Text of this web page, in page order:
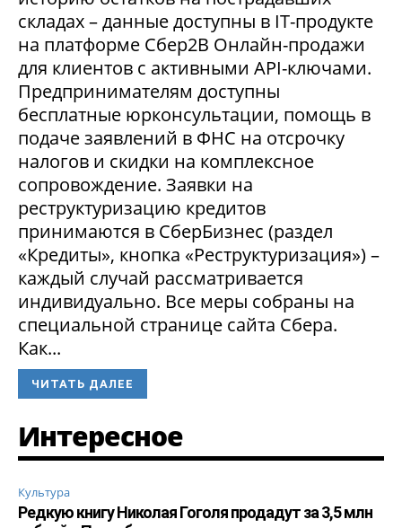
складах – данные доступны в IT-продукте
на платформе Сбер2В Онлайн-продажи
для клиентов с активными API-ключами.
Предпринимателям доступны
бесплатные юрконсультации, помощь в
подаче заявлений в ФНС на отсрочку
налогов и скидки на комплексное
сопровождение. Заявки на
реструктуризацию кредитов
принимаются в СберБизнес (раздел
«Кредиты», кнопка «Реструктуризация») –
каждый случай рассматривается
индивидуально. Все меры собраны на
специальной странице сайта Сбера.
Как...
ЧИТАТЬ ДАЛЕЕ
Интересное
Культура
Редкую книгу Николая Гоголя продадут за 3,5 млн